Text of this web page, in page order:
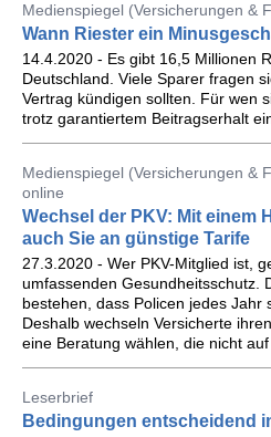
Medienspiegel (Versicherungen &
Wann Riester ein
14.4.2020 - Es gibt 16,5 Millionen
Deutschland. Viele Sparer fragen
Vertrag kündigen sollten. Für wen
trotz garantiertem Beitragserhalt
Medienspiegel (Versicherungen &
online
Wechsel der PKV: Mit einem
auch Sie an günstige Tarife
27.3.2020 - Wer PKV-Mitglied ist,
umfassenden Gesundheitsschutz.
bestehen, dass Policen jedes Jahr
Deshalb wechseln Versicherte
eine Beratung wählen, die nicht
Leserbrief
Bedingungen entscheidend